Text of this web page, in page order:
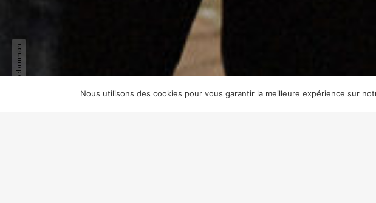
© Fema - Philippe Lebruman Nous utilisons des cookies pour vous garantir la meilleure expérience sur